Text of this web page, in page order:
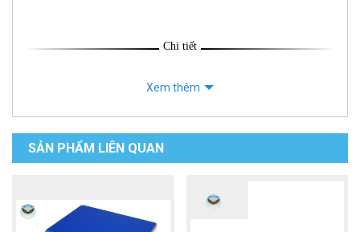
Chi tiết
Xem thêm
SẢN PHẨM LIÊN QUAN